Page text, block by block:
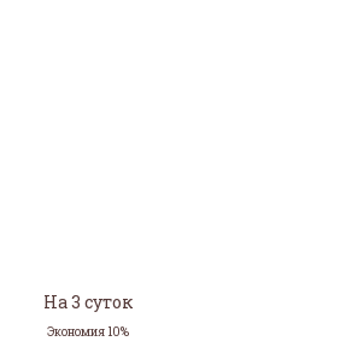
На 3 суток
Экономия 10%